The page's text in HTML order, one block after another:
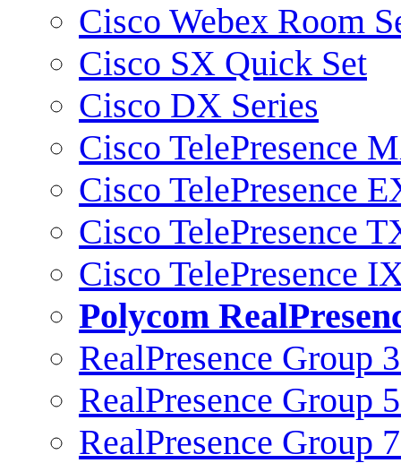
Cisco Webex Room
Cisco SX Quick Set
Cisco DX Series
Cisco TelePresence
Cisco TelePresence
Cisco TelePresence
Cisco TelePresence
Polycom
RealPresence Group
RealPresence Group
RealPresence Group